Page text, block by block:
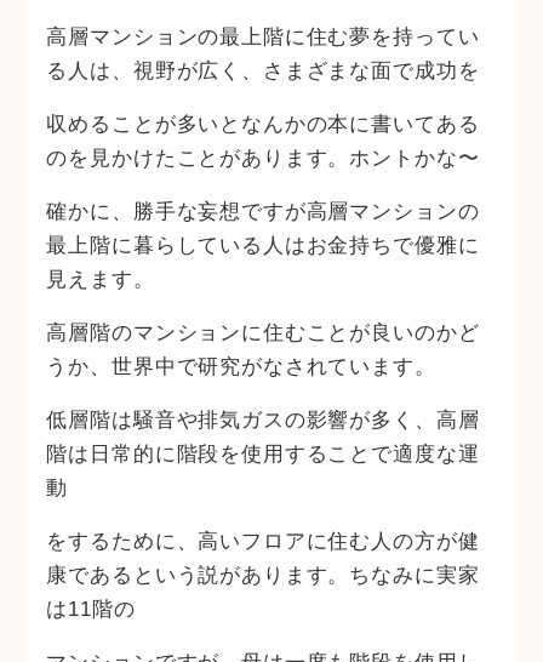
高層マンションの最上階に住む夢を持ってい
る人は、視野が広く、さまざまな面で成功を
収めることが多いとなんかの本に書いてある
のを見かけたことがあります。ホントかな〜
確かに、勝手な妄想ですが高層マンションの
最上階に暮らしている人はお金持ちで優雅に
見えます。
高層階のマンションに住むことが良いのかど
うか、世界中で研究がなされています。
低層階は騒音や排気ガスの影響が多く、高層
階は日常的に階段を使用することで適度な運
動
をするために、高いフロアに住む人の方が健
康であるという説があります。ちなみに実家
は11階の